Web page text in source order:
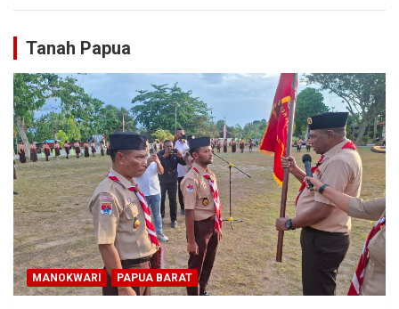
Tanah Papua
MANOKWARI PAPUA BARAT